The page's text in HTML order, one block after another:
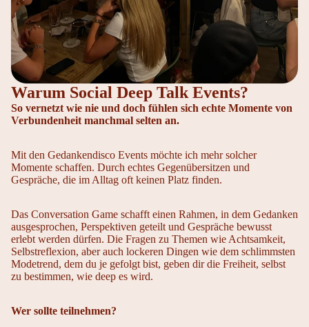
Warum Social Deep Talk Events?
So vernetzt wie nie und doch fühlen sich echte Momente von
Verbundenheit manchmal selten an.
Mit den Gedankendisco Events möchte ich mehr solcher
Momente schaffen. Durch echtes Gegenübersitzen und
Gespräche, die im Alltag oft keinen Platz finden.
Das Conversation Game schafft einen Rahmen, in dem Gedanken
ausgesprochen, Perspektiven geteilt und Gespräche bewusst
erlebt werden dürfen. Die Fragen zu Themen wie Achtsamkeit,
Selbstreflexion, aber auch lockeren Dingen wie dem schlimmsten
Modetrend, dem du je gefolgt bist, geben dir die Freiheit, selbst
zu bestimmen, wie deep es wird.
Wer sollte teilnehmen?